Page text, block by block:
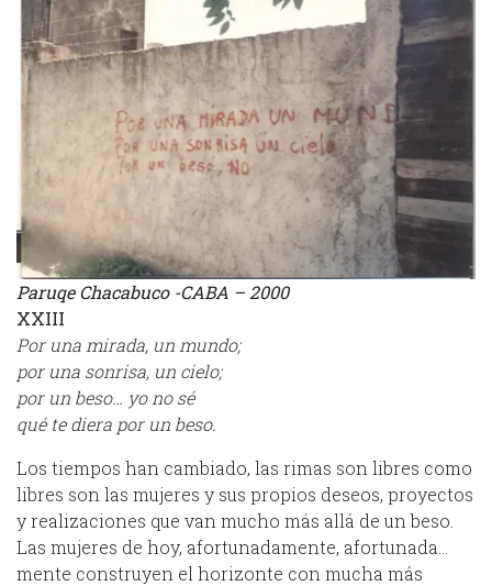
Paruqe Chacabuco -CABA – 2000
XXIII
Por una mirada, un mundo;
por una sonrisa, un cielo;
por un beso… yo no sé
qué te diera por un beso.
Los tiempos han cambiado, las rimas son libres como
libres son las mujeres y sus propios deseos, proyectos
y realizaciones que van mucho más allá de un beso.
Las mujeres de hoy, afortunadamente, afortunada…
mente construyen el horizonte con mucha más